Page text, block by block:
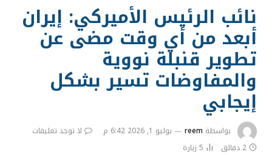
نائب الرئيس الأميركي: إيران
أبعد من أي وقت مضى عن
تطوير قنبلة نووية
والمفاوضات تسير بشكل
إيجابي
بواسطة reem يوليو 1, 2026 6:42 م
لا توجد تعليقات
2 دقائق
5 زيارة